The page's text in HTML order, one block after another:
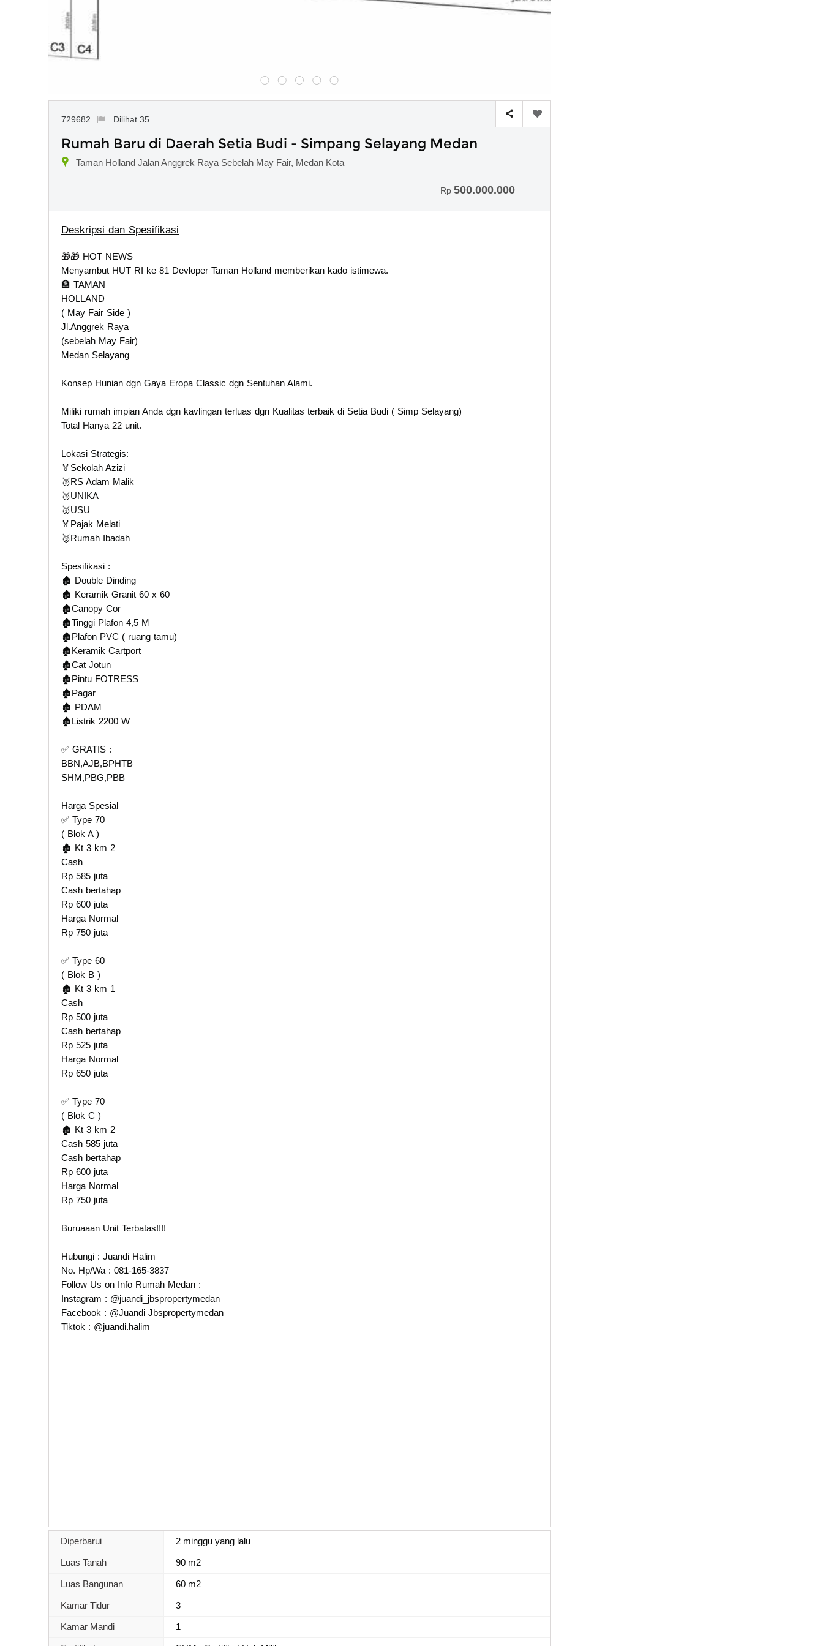
729682 Dilihat 35
Rumah Baru di Daerah Setia Budi - Simpang Selayang Medan
Taman Holland Jalan Anggrek Raya Sebelah May Fair, Medan Kota
Rp 500.000.000
Deskripsi dan Spesifikasi
🎁🎁 HOT NEWS
Menyambut HUT RI ke 81 Devloper Taman Holland memberikan kado istimewa.
🏦 TAMAN
HOLLAND
( May Fair Side )
Jl.Anggrek Raya
(sebelah May Fair)
Medan Selayang
Konsep Hunian dgn Gaya Eropa Classic dgn Sentuhan Alami.
Miliki rumah impian Anda dgn kavlingan terluas dgn Kualitas terbaik di Setia Budi ( Simp Selayang)
Total Hanya 22 unit.
Lokasi Strategis:
🏅Sekolah Azizi
🥈RS Adam Malik
🥉UNIKA
🥇USU
🏅Pajak Melati
🥉Rumah Ibadah
Spesifikasi :
🏚️ Double Dinding
🏚️ Keramik Granit 60 x 60
🏚️Canopy Cor
🏚️Tinggi Plafon 4,5 M
🏚️Plafon PVC ( ruang tamu)
🏚️Keramik Cartport
🏚️Cat Jotun
🏚️Pintu FOTRESS
🏚️Pagar
🏚️ PDAM
🏚️Listrik 2200 W
✅ GRATIS :
BBN,AJB,BPHTB
SHM,PBG,PBB
Harga Spesial
✅ Type 70
( Blok A )
🏚️ Kt 3 km 2
Cash
Rp 585 juta
Cash bertahap
Rp 600 juta
Harga Normal
Rp 750 juta
✅ Type 60
( Blok B )
🏚️ Kt 3 km 1
Cash
Rp 500 juta
Cash bertahap
Rp 525 juta
Harga Normal
Rp 650 juta
✅ Type 70
( Blok C )
🏚️ Kt 3 km 2
Cash 585 juta
Cash bertahap
Rp 600 juta
Harga Normal
Rp 750 juta
Buruaaan Unit Terbatas!!!!
Hubungi : Juandi Halim
No. Hp/Wa : 081-165-3837
Follow Us on Info Rumah Medan :
Instagram : @juandi_jbspropertymedan
Facebook : @Juandi Jbspropertymedan
Tiktok : @juandi.halim
Diperbarui 2 minggu yang lalu
Luas Tanah 90 m2
Luas Bangunan 60 m2
Kamar Tidur 3
Kamar Mandi 1